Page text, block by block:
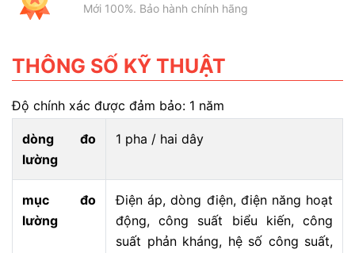
Mới 100%. Bảo hành chính hãng
THÔNG SỐ KỸ THUẬT
Độ chính xác được đảm bảo: 1 năm
dòng đo
lường
1 pha / hai dây
mục đo
lường
Điện áp, dòng điện, điện năng hoạt
động, công suất biểu kiến, công
suất phản kháng, hệ số công suất,